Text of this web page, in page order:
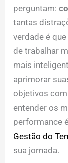
perguntam:
tantas
verdade é
de trabalhar
mais
aprimorar
objetivos
entender os
performance
Gestão do
sua jornada.